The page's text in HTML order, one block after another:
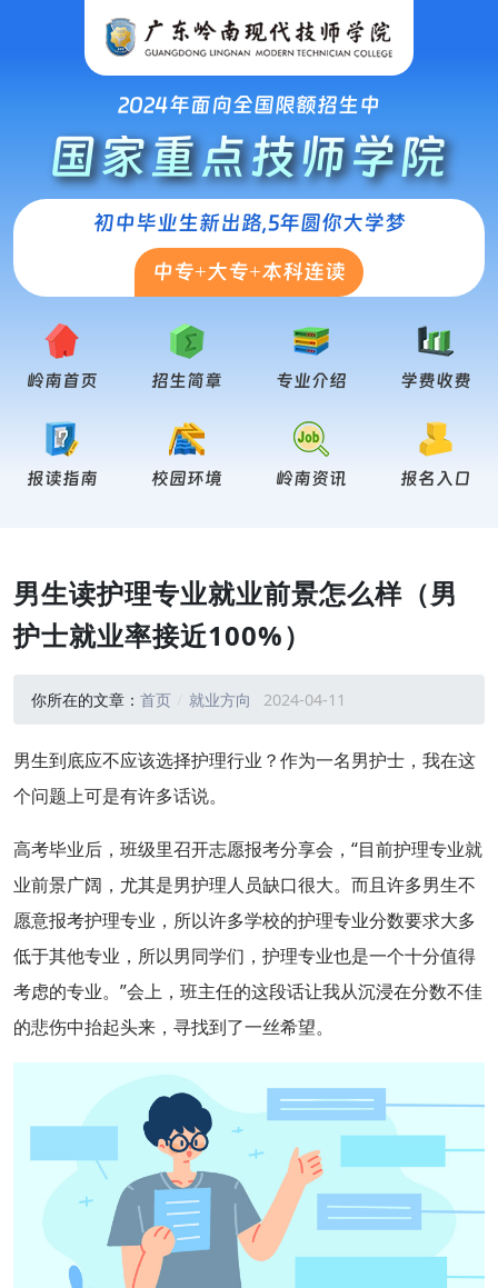
2024年面向全国限额招生中
国家重点技师学院
初中毕业生新出路,5年圆你大学梦
中专+大专+本科连读
岭南首页 招生简章 专业介绍 学费收费
报读指南 校园环境 岭南资讯 报名入口
男生读护理专业就业前景怎么样（男
护士就业率接近100%）
你所在的文章： 首页 就业方向 2024-04-11
男生到底应不应该选择护理行业？作为一名男护士，我在这
个问题上可是有许多话说。
高考毕业后，班级里召开志愿报考分享会，“目前护理专业就
业前景广阔，尤其是男护理人员缺口很大。而且许多男生不
愿意报考护理专业，所以许多学校的护理专业分数要求大多
低于其他专业，所以男同学们，护理专业也是一个十分值得
考虑的专业。”会上，班主任的这段话让我从沉浸在分数不佳
的悲伤中抬起头来，寻找到了一丝希望。